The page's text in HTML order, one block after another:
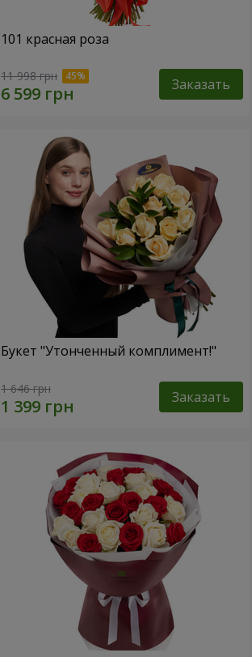
101 красная роза
11 998 грн Заказать
Букет "Утонченный комплимент!"
1 646 грн Заказать